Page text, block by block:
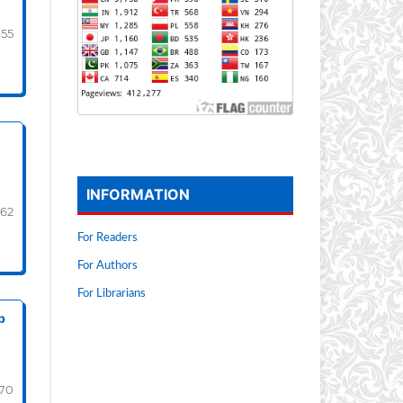
INFORMATION
For Readers
For Authors
For Librarians